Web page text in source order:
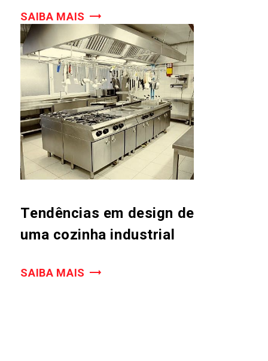
SAIBA MAIS
Tendências em design de
uma cozinha industrial
SAIBA MAIS